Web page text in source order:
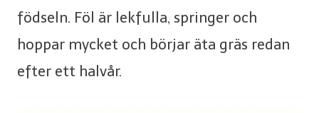
födseln. Föl är lekfulla, springer och
hoppar mycket och börjar äta gräs redan
efter ett halvår.